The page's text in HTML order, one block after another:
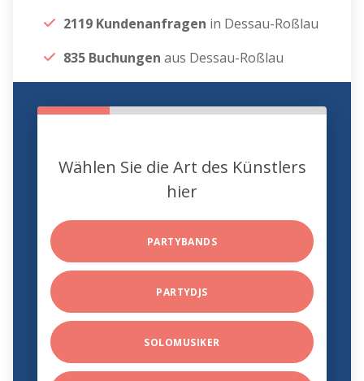
2119 Kundenanfragen in Dessau-Roßlau
835 Buchungen aus Dessau-Roßlau
Wählen Sie die Art des Künstlers
hier
PARTYBANDS
PARTYDJS
SOLOMUSIKER